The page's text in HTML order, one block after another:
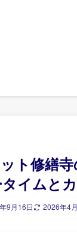
ット修繕
イムと
9月16日 2026年4